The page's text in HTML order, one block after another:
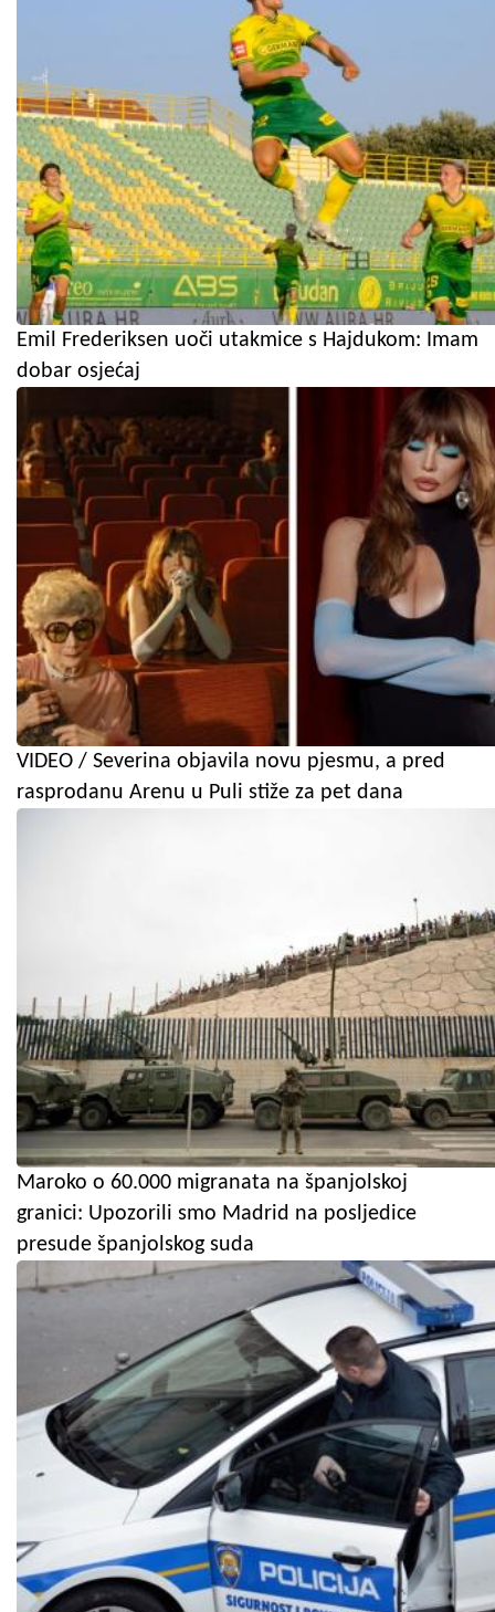
Emil Frederiksen uoči utakmice s Hajdukom: Imam
dobar osjećaj
VIDEO / Severina objavila novu pjesmu, a pred
rasprodanu Arenu u Puli stiže za pet dana
Maroko o 60.000 migranata na španjolskoj
granici: Upozorili smo Madrid na posljedice
presude španjolskog suda